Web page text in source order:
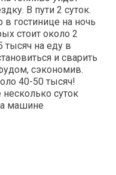
В пути 2 суток.
гостинице на ночь
стоит около 2
тысяч на еду в
и сварить
сэкономив.
40-50 тысяч!
суток
машине